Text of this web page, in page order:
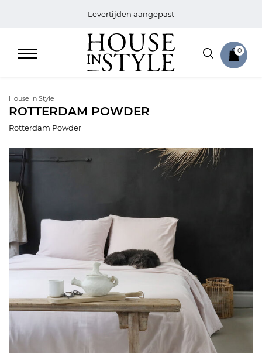
Levertijden aangepast
0
Bed
Sale
Bath
Sale
Sale
Mein
House in Style
ROTTERDAM POWDER
Rotterdam Powder